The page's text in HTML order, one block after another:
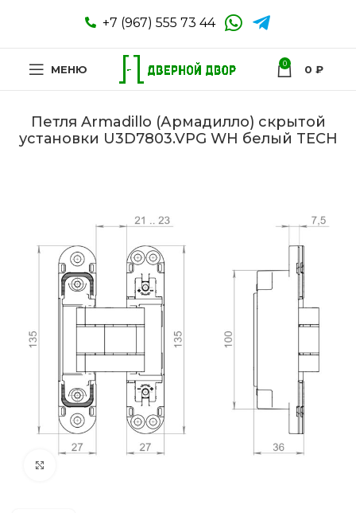
+7 (967) 555 73 44
МЕНЮ 0 0 ₽
Петля Armadillo (Армадилло) скрытой
установки U3D7803.VPG WH белый TECH